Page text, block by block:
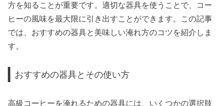
方を知ることが重要です。適切な器具を使うことで、コー
ヒーの風味を最大限に引き出すことができます。この記事
では、おすすめの器具と美味しい淹れ方のコツを紹介しま
す。
おすすめの器具とその使い方
高級コーヒーを淹れるための器具には、いくつかの選択肢